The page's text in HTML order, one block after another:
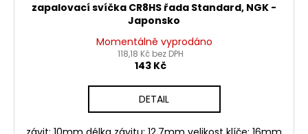
zapalovací svíčka CR8HS řada Standard, NGK -
Japonsko
Momentálně vyprodáno
118,18 Kč bez DPH
143 Kč
DETAIL